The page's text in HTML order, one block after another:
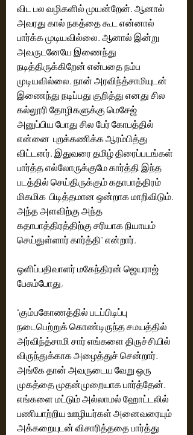
விட பல வழிகளில் முயன்றேன். ஆனால்
அவரது கால் நகத்தை கூட என்னால்
பார்க்க முடியவில்லை. ஆனால் இன்று
அவருடனேயே இணைந்து
நடித்திருக்கிறேன் என்பதை நம்ப
முடியவில்லை. நான் அரவிந்த்சாமியுடன்
இணைந்து நடிப்பது குறித்து எனது சில
கல்லூரி தோழிகளுக்கு மெசேஜ்
அனுப்பிய போது சில பேர் கோபத்தில்
என்னை  புறக்கணிக்க ஆரம்பித்து
விட்டனர். இதுவரை தமிழ் திரைப்படங்கள்
பார்த்த எல்லோருக்குமே கார்த்தி இந்த
படத்தில் செய்திருக்கும் கதாபாத்திரம்
மிகமிக  பிடித்தமான ஒன்றாக மாறிவிடும்.
அந்த அளவிற்கு அந்த
கதாபாத்திரத்திற்கு சரியாக நியாயம்
செய்துள்ளார் கார்த்தி” என்றார்.
ஒளிப்பதிவாளர் மகேந்திரன் ஜெயராஜ்
பேசும்போது,
“கும்பகோணத்தில் படப்பிடிப்பு
நடைபெற்றுக் கொண்டிருந்த சமயத்தில்
அர்விந்த்சாமி சார் எங்களை திருச்சியில்
விருந்துக்காக அழைத்துச் சென்றார்.
அங்கே தான் அவருடைய வேறு ஒரு
முகத்தை முதன்முறையாக பார்த்தேன்.
எங்களை மட்டும் அல்லாமல் ஹோட்டலில்
பணியாற்றிய ஊழியர்கள் அனைவரையும்
அக்கறையுடன் விசாரித்ததை பார்த்து